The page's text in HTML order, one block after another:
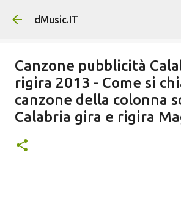
Passa ai contenuti
dMusic.IT
Canzone pubblicità
rigira 2013 - Come si
canzone della colonna
Calabria gira e rigira